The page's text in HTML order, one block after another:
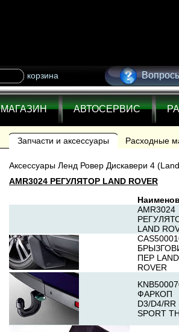
МАГАЗИН АВТОСЕРВИС
корзина
Запчасти и аксессуары Расходные
Аксессуары Ленд Ровер Дискавери 4
AMR3024 РЕГУЛЯТОР LAND ROVER
AMR3024
LAND
ПЕР LAND
ROVER
ФАРКОП
D3/D4/RR
SPORT